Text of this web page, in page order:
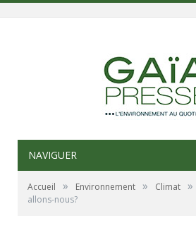
NAVIGUER
Accueil » Environnement » Climat »
allons-nous?